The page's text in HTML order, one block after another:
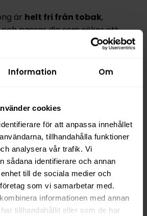
Information Om
cookies
för att anpassa innehållet
tillhandahålla funktioner
analysera vår trafik. Vi
sådana identifierare och annan
till de sociala medier och
som vi samarbetar med.
informationen med annan
tillhandahållit eller som de har
är helt fri från tobak,
passar dig som söker ett
med
balanserad
smakenFrukt
Vitt Snus
Frukt
Slim
Extra Stark